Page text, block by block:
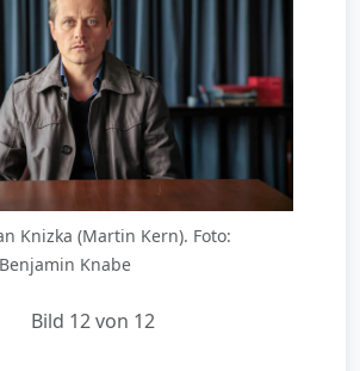
Knizka (Martin Kern). Foto:
Knabe
Bild 12 von 12